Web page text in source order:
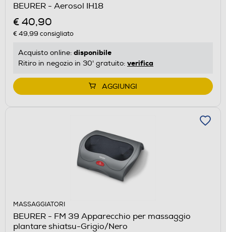
BEURER - Aerosol IH18
€ 40,90
€ 49,99 consigliato
Acquisto online: disponibile
Ritiro in negozio in 30' gratuito: verifica
AGGIUNGI
MASSAGGIATORI
BEURER - FM 39 Apparecchio per massaggio
plantare shiatsu-Grigio/Nero